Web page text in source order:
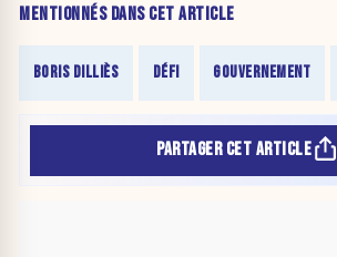
MENTIONNÉS DANS CET ARTICLE
BORIS DILLIÈS DÉFI GOUVERNEMENT
PARTAGER CET ARTICLE